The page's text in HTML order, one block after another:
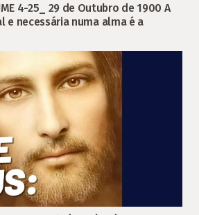
4-25_ 29 de Outubro de 1900 A
e necessária numa alma é a